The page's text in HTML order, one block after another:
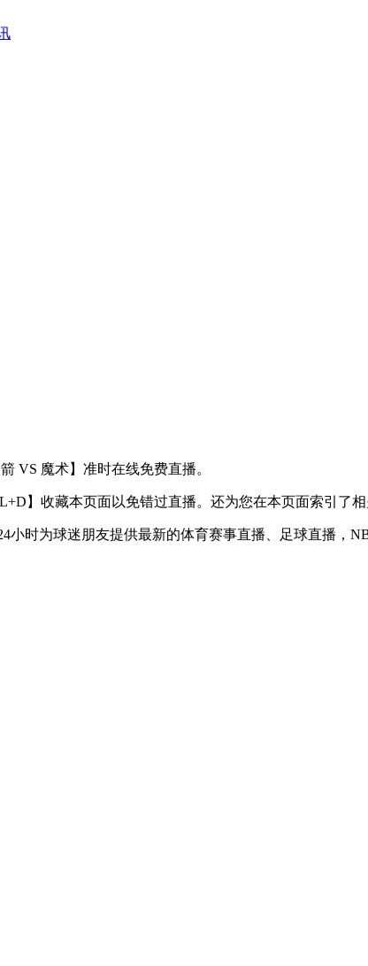
VS 魔术】准时在线免费直播。
】收藏本页面以免错过直播。还为您在本页面索引了
时为球迷朋友提供最新的体育赛事直播、足球直播，